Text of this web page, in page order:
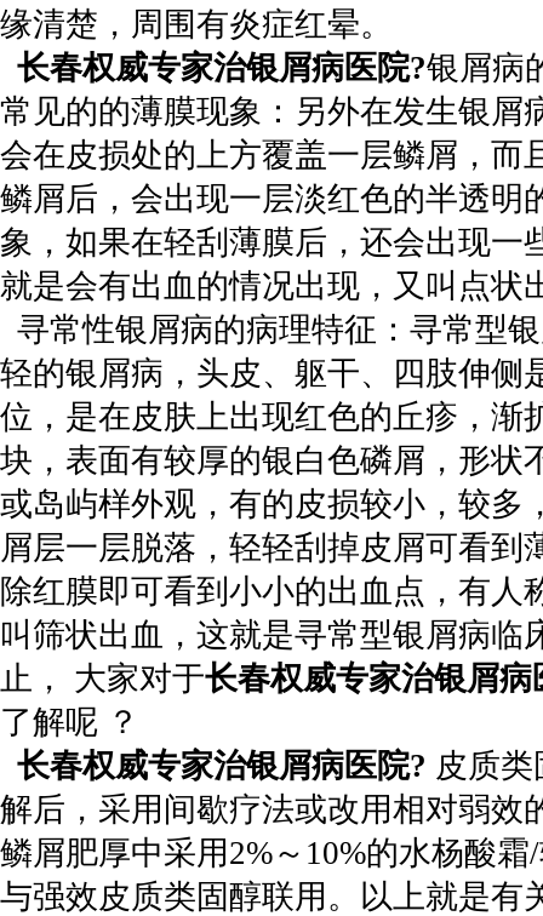
缘清楚，周围有炎症红晕。
长春权威专家治银屑病医院?银屑病
常见的的薄膜现象：另外在发生银屑
会在皮损处的上方覆盖一层鳞屑，而
鳞屑后，会出现一层淡红色的半透明
象，如果在轻刮薄膜后，还会出现一
就是会有出血的情况出现，又叫点状
寻常性银屑病的病理特征：寻常型
轻的银屑病，头皮、躯干、四肢伸侧
位，是在皮肤上出现红色的丘疹，渐
块，表面有较厚的银白色磷屑，形状
或岛屿样外观，有的皮损较小，较多
屑层一层脱落，轻轻刮掉皮屑可看到
除红膜即可看到小小的出血点，有人
叫筛状出血，这就是寻常型银屑病临
止， 大家对于长春权威专家治银屑病
了解呢 ？
长春权威专家治银屑病医院? 皮质
解后，采用间歇疗法或改用相对弱效
鳞屑肥厚中采用2%～10%的水杨酸
与强效皮质类固醇联用。以上就是有